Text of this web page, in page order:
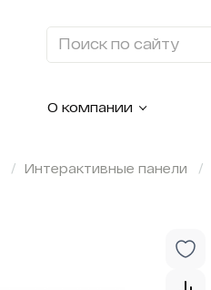
О компании
Интерактивные панели